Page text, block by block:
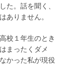
た。話を聞く、
ありません。
校１年生のとき
まったくダメ
かった私が現役